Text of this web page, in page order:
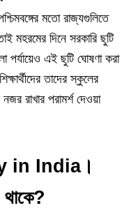
মতো রাজ্যগুলিতে
মহরমের দিনে সরকারি ছুটি
পর্যায়েও এই ছুটি ঘোষণা করা
তাদের স্কুলের
রাখার পরামর্শ দেওয়া
in India।
থাকে?